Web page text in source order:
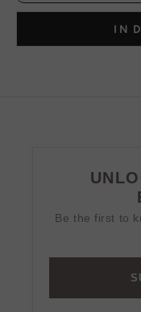
IN
Be the first to